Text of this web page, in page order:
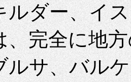
ルダー、イ
、完全に地
ルサ、バル